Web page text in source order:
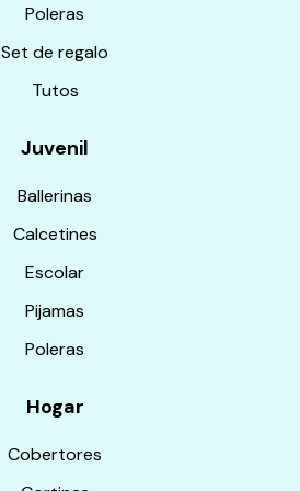
Poleras
Set de regalo
Tutos
Juvenil
Ballerinas
Calcetines
Escolar
Pijamas
Poleras
Hogar
Cobertores